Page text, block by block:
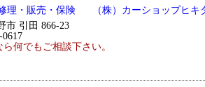
理・販売・保険
（株）カーショップヒキ
市 引田 866-23
0617
何でもご相談下さい。